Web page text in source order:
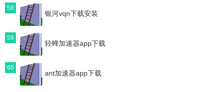
58
银河vqn下载安装
59
轻蜂加速器app下载
60
ant加速器app下载